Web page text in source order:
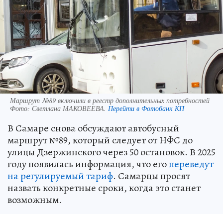
Маршрут №89 включили в реестр дополнительных потребностей
Фото: Светлана МАКОВЕЕВА. Перейти в Фотобанк КП
В Самаре снова обсуждают автобусный
маршрут №89, который следует от НФС до
улицы Дзержинского через 50 остановок. В 2025
году появилась информация, что егопереведут
на регулируемый тариф. Самарцы просят
назвать конкретные сроки, когда это станет
возможным.